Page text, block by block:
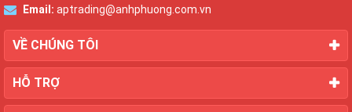
Email: aptrading@anhphuong.com.vn
VỀ CHÚNG TÔI
HỖ TRỢ